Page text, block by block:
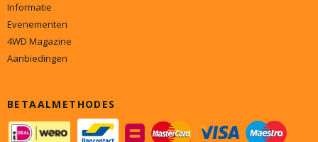
Informatie
Evenementen
4WD Magazine
Aanbiedingen
BETAALMETHODES